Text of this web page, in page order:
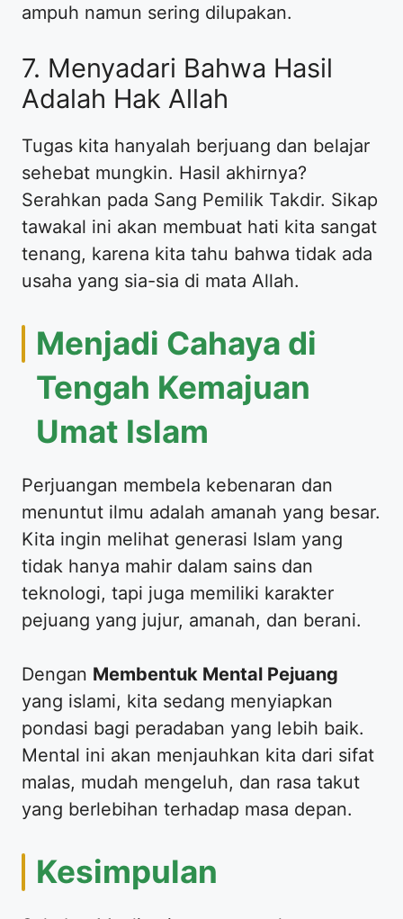
ampuh namun sering dilupakan.
​7. Menyadari Bahwa Hasil
Adalah Hak Allah
​Tugas kita hanyalah berjuang dan belajar
sehebat mungkin. Hasil akhirnya?
Serahkan pada Sang Pemilik Takdir. Sikap
tawakal ini akan membuat hati kita sangat
tenang, karena kita tahu bahwa tidak ada
usaha yang sia-sia di mata Allah.
​Menjadi Cahaya di
Tengah Kemajuan
Umat Islam
​Perjuangan membela kebenaran dan
menuntut ilmu adalah amanah yang besar.
Kita ingin melihat generasi Islam yang
tidak hanya mahir dalam sains dan
teknologi, tapi juga memiliki karakter
pejuang yang jujur, amanah, dan berani.
​Dengan Membentuk Mental Pejuang
yang islami, kita sedang menyiapkan
pondasi bagi peradaban yang lebih baik.
Mental ini akan menjauhkan kita dari sifat
malas, mudah mengeluh, dan rasa takut
yang berlebihan terhadap masa depan.
​Kesimpulan